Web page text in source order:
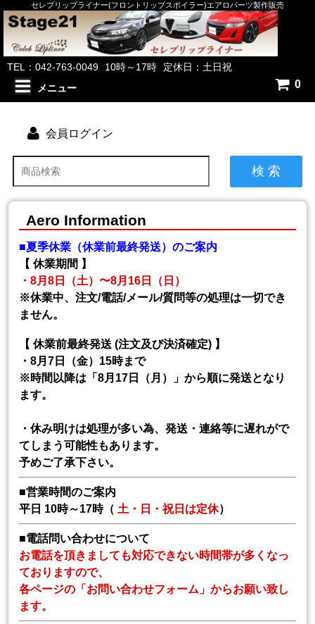
セレブリップライナー(フロントリップスポイラー)エアロパーツ製作販売
TEL：042-763-0049 10時～17時 定休日：土日祝
メニュー 0
会員ログイン
検 索
Aero Information
■夏季休業（休業前最終発送）のご案内
【 休業期間 】
・8月8日（土）〜8月16日（日）
※休業中、注文/電話/メール/質問等の処理は一切でき
ません。
【 休業前最終発送 (注文及び決済確定) 】
・8月7日（金）15時まで
※時間以降は「8月17日（月）」から順に発送となり
ます。
・休み明けは処理が多い為、発送・連絡等に遅れがで
てしまう可能性もあります。
予めご了承下さい。
■営業時間のご案内
平日 10時～17時（ 土・日・祝日は定休）
■電話問い合わせについて
お電話を頂きましても対応できない時間帯が多くなっ
ておりますので、
各ページの「お問い合わせフォーム」からお願い致し
ます。